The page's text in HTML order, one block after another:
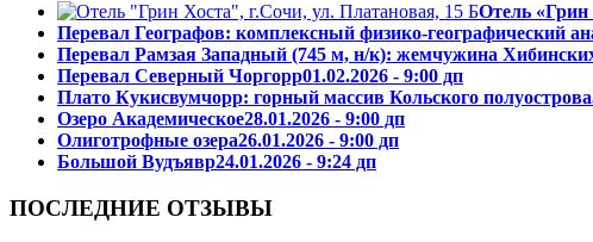
Отель «Грин
Перевал Географов: комплексный физико-географический
Перевал Рамзая Западный (745 м, н/к): жемчужина
Перевал Северный Чоргорр01.02.2026 - 9:00 дп
Плато Кукисвумчорр: горный массив Кольского полуострова
Озеро Академическое28.01.2026 - 9:00 дп
Олиготрофные озера26.01.2026 - 9:00 дп
Большой Вудъявр24.01.2026 - 9:24 дп
ПОСЛЕДНИЕ ОТЗЫВЫ